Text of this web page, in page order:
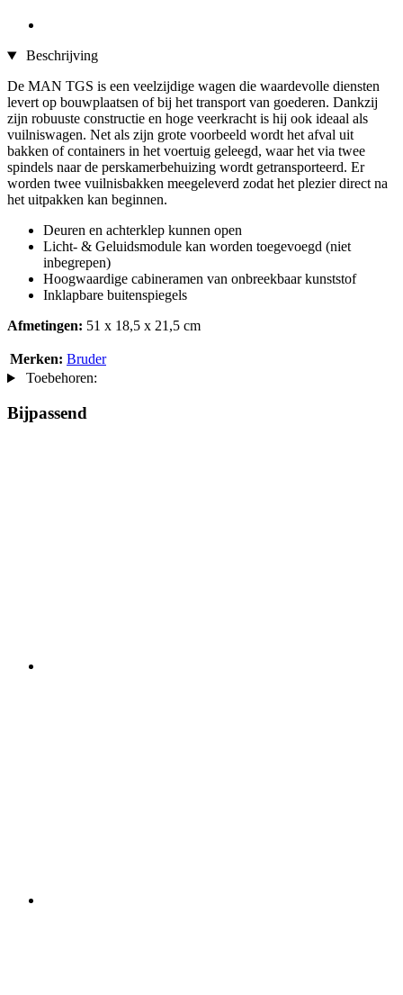
Beschrijving
De MAN TGS is een veelzijdige wagen die waardevolle diensten
levert op bouwplaatsen of bij het transport van goederen. Dankzij
zijn robuuste constructie en hoge veerkracht is hij ook ideaal als
vuilniswagen. Net als zijn grote voorbeeld wordt het afval uit
bakken of containers in het voertuig geleegd, waar het via twee
spindels naar de perskamerbehuizing wordt getransporteerd. Er
worden twee vuilnisbakken meegeleverd zodat het plezier direct na
het uitpakken kan beginnen.
Deuren en achterklep kunnen open
Licht- & Geluidsmodule kan worden toegevoegd (niet
inbegrepen)
Hoogwaardige cabineramen van onbreekbaar kunststof
Inklapbare buitenspiegels
Afmetingen: 51 x 18,5 x 21,5 cm
Merken: Bruder
Toebehoren:
Bijpassend